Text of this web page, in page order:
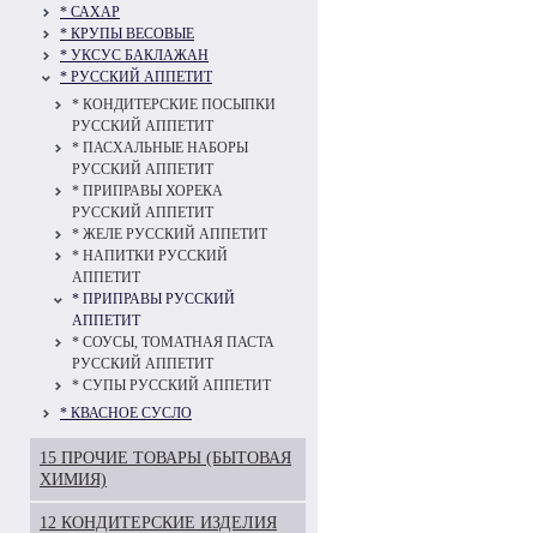
* САХАР
* КРУПЫ ВЕСОВЫЕ
* УКСУС БАКЛАЖАН
* РУССКИЙ АППЕТИТ
* КОНДИТЕРСКИЕ ПОСЫПКИ
РУССКИЙ АППЕТИТ
* ПАСХАЛЬНЫЕ НАБОРЫ
РУССКИЙ АППЕТИТ
* ПРИПРАВЫ ХОРЕКА
РУССКИЙ АППЕТИТ
* ЖЕЛЕ РУССКИЙ АППЕТИТ
* НАПИТКИ РУССКИЙ
АППЕТИТ
* ПРИПРАВЫ РУССКИЙ
АППЕТИТ
* СОУСЫ, ТОМАТНАЯ ПАСТА
РУССКИЙ АППЕТИТ
* СУПЫ РУССКИЙ АППЕТИТ
* КВАСНОЕ СУСЛО
15 ПРОЧИЕ ТОВАРЫ (БЫТОВАЯ
ХИМИЯ)
12 КОНДИТЕРСКИЕ ИЗДЕЛИЯ